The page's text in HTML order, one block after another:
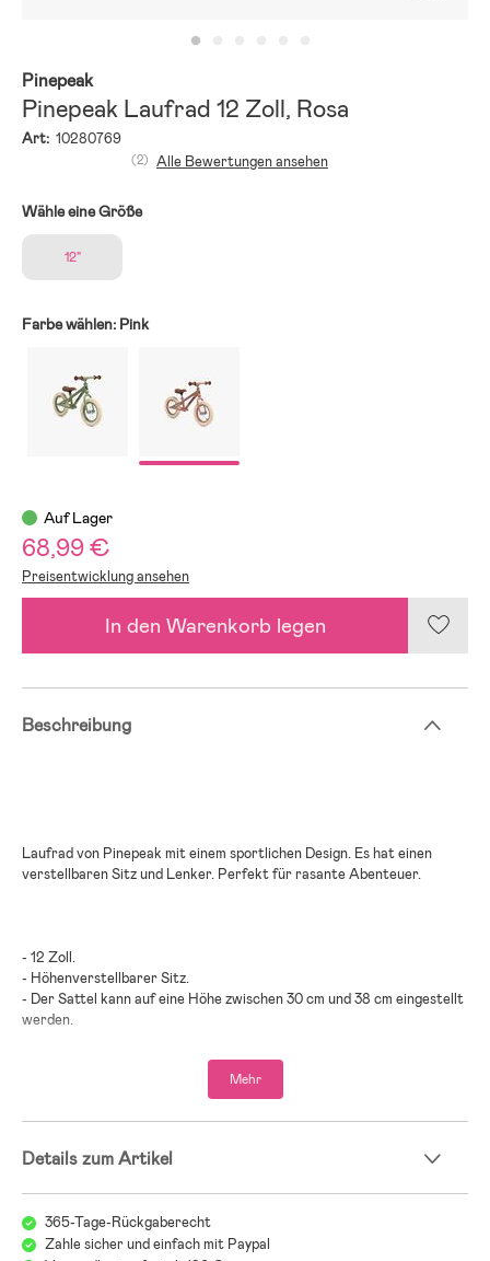
Pinepeak
Pinepeak Laufrad 12 Zoll, Rosa
Art: 10280769
(2) Alle Bewertungen ansehen
Wähle eine Größe
12"
Farbe wählen: Pink
Auf Lager
68,99 €
Preisentwicklung ansehen
In den Warenkorb legen
Beschreibung
Laufrad von Pinepeak mit einem sportlichen Design. Es hat einen
verstellbaren Sitz und Lenker. Perfekt für rasante Abenteuer.
- 12 Zoll.
- Höhenverstellbarer Sitz.
- Der Sattel kann auf eine Höhe zwischen 30 cm und 38 cm eingestellt
werden.
- Maximalbelastung: 30 kg.
- Altersempfehlung: ab 3 Jahren.
Mehr
Details zum Artikel
365-Tage-Rückgaberecht
Zahle sicher und einfach mit Paypal